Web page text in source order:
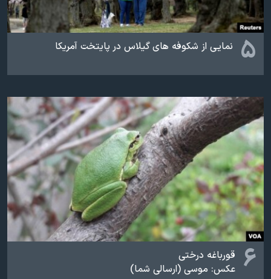
۵ نمایی از شکوفه های گیلاس در پایتخت آمریکا
۶
قورباغه درختی
عکس: موسی (ارسالی شما)